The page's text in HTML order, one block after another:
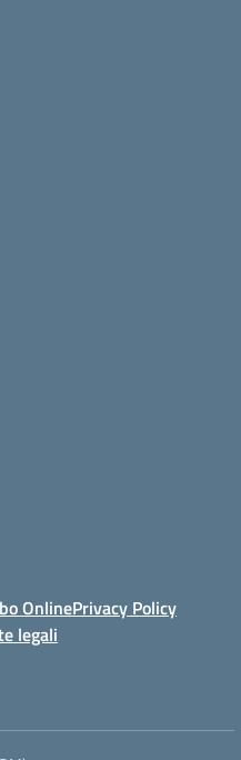
OnlinePrivacy Policy
legali